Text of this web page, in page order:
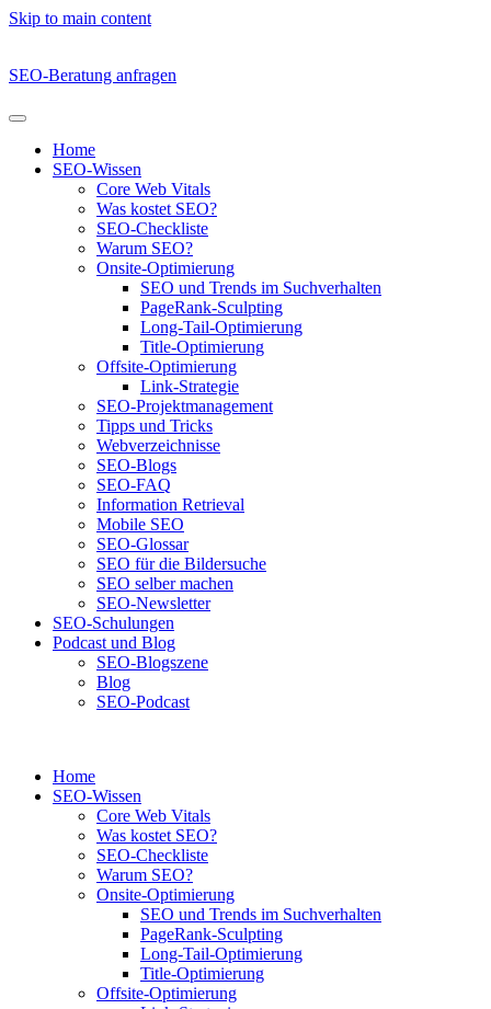
Skip to main content
SEO-Beratung anfragen
Home
SEO-Wissen
Core Web Vitals
Was kostet SEO?
SEO-Checkliste
Warum SEO?
Onsite-Optimierung
SEO und Trends im Suchverhalten
PageRank-Sculpting
Long-Tail-Optimierung
Title-Optimierung
Offsite-Optimierung
Link-Strategie
SEO-Projektmanagement
Tipps und Tricks
Webverzeichnisse
SEO-Blogs
SEO-FAQ
Information Retrieval
Mobile SEO
SEO-Glossar
SEO für die Bildersuche
SEO selber machen
SEO-Newsletter
SEO-Schulungen
Podcast und Blog
SEO-Blogszene
Blog
SEO-Podcast
Home
SEO-Wissen
Core Web Vitals
Was kostet SEO?
SEO-Checkliste
Warum SEO?
Onsite-Optimierung
SEO und Trends im Suchverhalten
PageRank-Sculpting
Long-Tail-Optimierung
Title-Optimierung
Offsite-Optimierung